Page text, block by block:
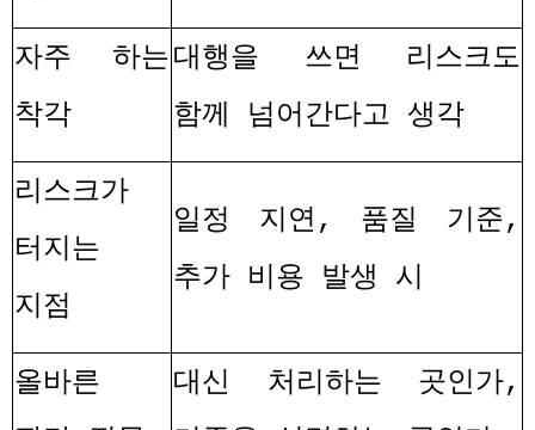
자주 하는
착각
대행을 쓰면 리스크도
함께 넘어간다고 생각
리스크가
터지는
지점
일정 지연 , 품질 기준,
추가 비용 발생 시
올바른
대신 처리하는 곳인가,